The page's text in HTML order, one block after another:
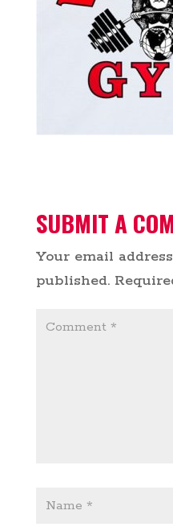
SUBMIT A
Your email
published.